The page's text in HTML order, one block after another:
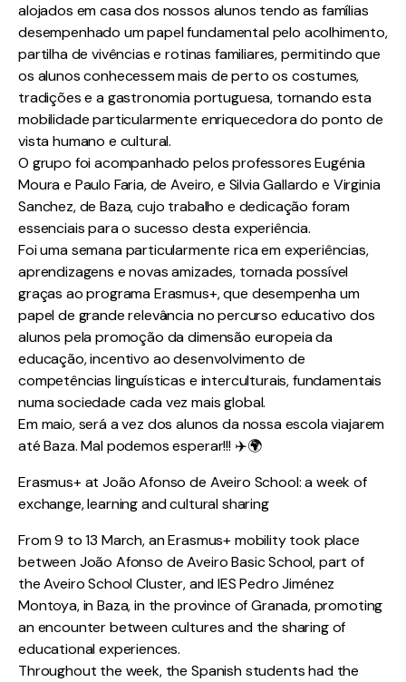
alojados em casa dos nossos alunos tendo as famílias
desempenhado um papel fundamental pelo acolhimento,
partilha de vivências e rotinas familiares, permitindo que
os alunos conhecessem mais de perto os costumes,
tradições e a gastronomia portuguesa, tornando esta
mobilidade particularmente enriquecedora do ponto de
vista humano e cultural.
O grupo foi acompanhado pelos professores Eugénia
Moura e Paulo Faria, de Aveiro, e Silvia Gallardo e Virginia
Sanchez, de Baza, cujo trabalho e dedicação foram
essenciais para o sucesso desta experiência.
Foi uma semana particularmente rica em experiências,
aprendizagens e novas amizades, tornada possível
graças ao programa Erasmus+, que desempenha um
papel de grande relevância no percurso educativo dos
alunos pela promoção da dimensão europeia da
educação, incentivo ao desenvolvimento de
competências linguísticas e interculturais, fundamentais
numa sociedade cada vez mais global.
Em maio, será a vez dos alunos da nossa escola viajarem
até Baza. Mal podemos esperar!!! ✈️🌍
Erasmus+ at João Afonso de Aveiro School: a week of
exchange, learning and cultural sharing
From 9 to 13 March, an Erasmus+ mobility took place
between João Afonso de Aveiro Basic School, part of
the Aveiro School Cluster, and IES Pedro Jiménez
Montoya, in Baza, in the province of Granada, promoting
an encounter between cultures and the sharing of
educational experiences.
Throughout the week, the Spanish students had the